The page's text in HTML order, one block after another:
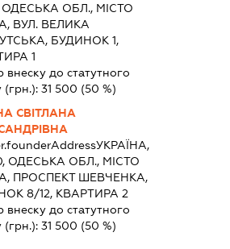
ОДЕСЬКА ОБЛ., МІСТО
ВУЛ. ВЕЛИКА
БУДИНОК 1,
1
внеску до статутного
31 500 (50 %)
СВІТЛАНА
УКРАЇНА,
ОДЕСЬКА ОБЛ., МІСТО
ПРОСПЕКТ ШЕВЧЕНКА,
8/12, КВАРТИРА 2
внеску до статутного
31 500 (50 %)